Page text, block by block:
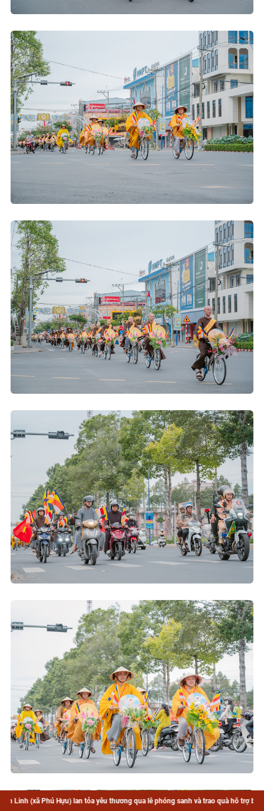
lan tỏa yêu thương qua lễ phóng sanh và trao quà hỗ trợ bà con có hoàn cảnh
lan tỏa yêu thương qua lễ phóng sanh và trao quà hỗ trợ bà con có hoàn cảnh